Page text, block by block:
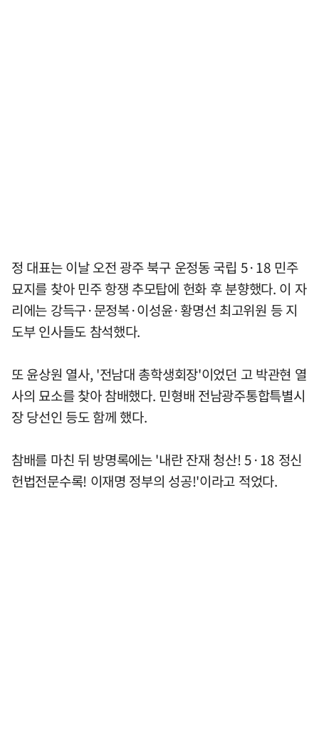
정 대표는 이날 오전 광주 북구 운정동 국립 5·18 민주
묘지를 찾아 민주 항쟁 추모탑에 헌화 후 분향했다. 이 자
리에는 강득구·문정복·이성윤·황명선 최고위원 등 지
도부 인사들도 참석했다.
또 윤상원 열사, '전남대 총학생회장'이었던 고 박관현 열
사의 묘소를 찾아 참배했다. 민형배 전남광주통합특별시
장 당선인 등도 함께 했다.
참배를 마친 뒤 방명록에는 '내란 잔재 청산! 5·18 정신
헌법전문수록! 이재명 정부의 성공!'이라고 적었다.